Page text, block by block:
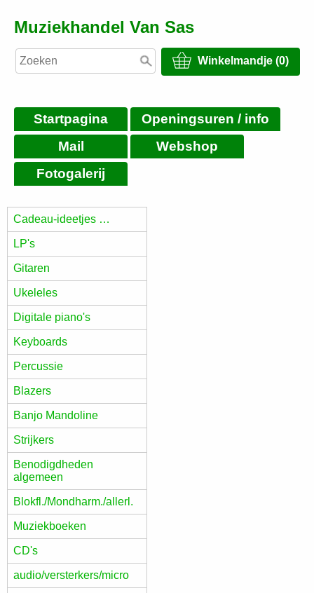
Muziekhandel Van Sas
Winkelmandje (0)
Startpagina
Openingsuren / info
Mail
Webshop
Fotogalerij
Cadeau-ideetjes …
LP's
Gitaren
Ukeleles
Digitale piano's
Keyboards
Percussie
Blazers
Banjo Mandoline
Strijkers
Benodigdheden
algemeen
Blokfl./Mondharm./allerl.
Muziekboeken
CD's
audio/versterkers/micro